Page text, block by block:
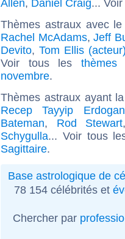
Allen, Daniel Craig...
Thèmes astraux avec
Rachel McAdams,Jeff
Devito, Tom Ellis
Voir tous les
novembre.
Thèmes astraux ayant
Recep Tayyip Erdogan
Bateman, Rod Stewart
Schygulla... Voir tous
Sagittaire.
Base astrologique de
78 154 célébrités et
Chercher par